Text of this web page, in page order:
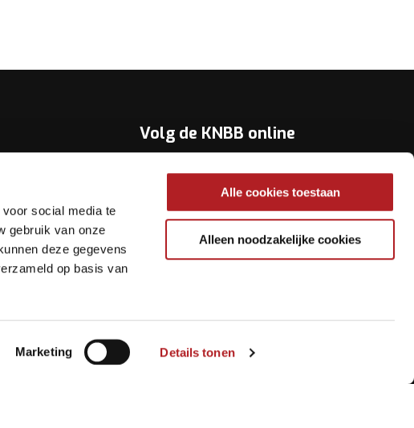
social media te
gebruik van onze
deze gegevens
op basis van
Marketing Details tonen
Alle cookies toestaan
Alleen noodzakelijke cookies
Volg de KNBB online
Facebook